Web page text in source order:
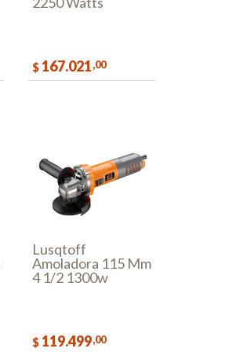
$ 167.021 ,00
Lusqtoff
Amoladora 115 Mm
4 1/2 1300w
$ 119.499,00